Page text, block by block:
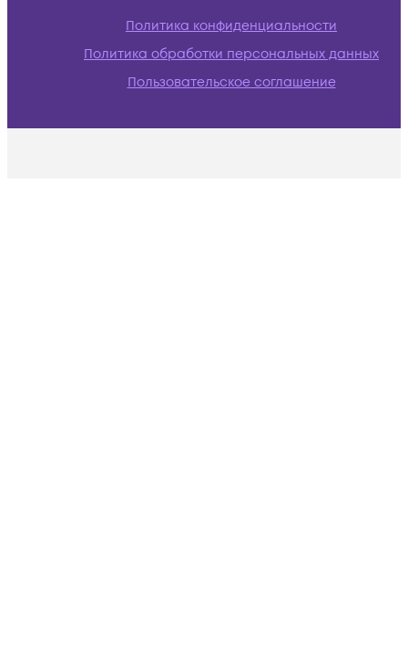
Политика конфиденциальности
Политика обработки персональных данных
Пользовательское соглашение